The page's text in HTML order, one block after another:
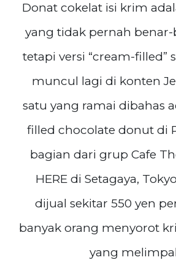
Donat cokelat isi krim
yang tidak pernah
tetapi versi “cream-filled”
muncul lagi di konten
satu yang ramai dibahas
filled chocolate donut di
bagian dari grup Cafe
HERE di Setagaya,
dijual sekitar 550 yen
banyak orang menyorot
yang